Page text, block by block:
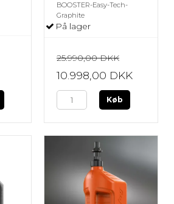
BOOSTER-Easy-Tech-
Graphite
På lager
25.990,00 DKK
10.998,00 DKK
Køb